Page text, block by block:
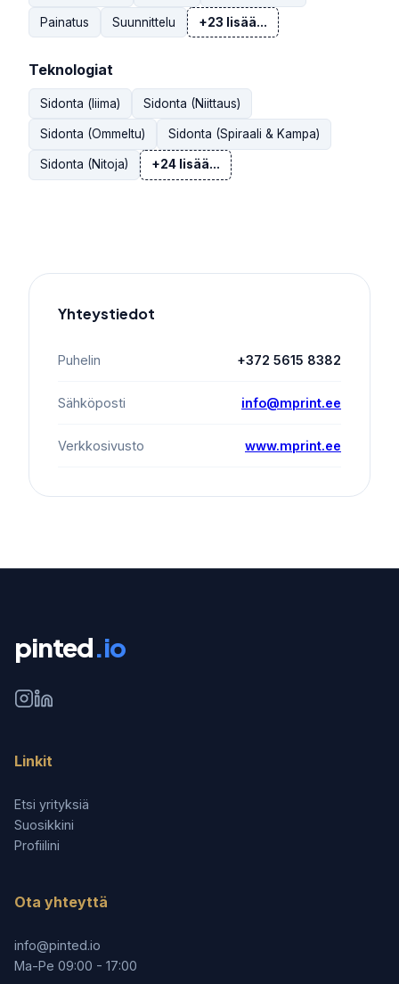
Painatus Suunnittelu +23 lisää...
Teknologiat
Sidonta (liima) Sidonta (Niittaus)
Sidonta (Ommeltu) Sidonta (Spiraali & Kampa)
Sidonta (Nitoja) +24 lisää...
Yhteystiedot
Puhelin +372 5615 8382
Sähköposti info@mprint.ee
Verkkosivusto www.mprint.ee
pinted.io
Linkit
Etsi yrityksiä
Suosikkini
Profiilini
Ota yhteyttä
info@pinted.io
Ma-Pe 09:00 - 17:00